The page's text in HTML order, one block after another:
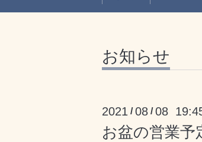
お知らせ
2021 /08 /08
お盆の営業予